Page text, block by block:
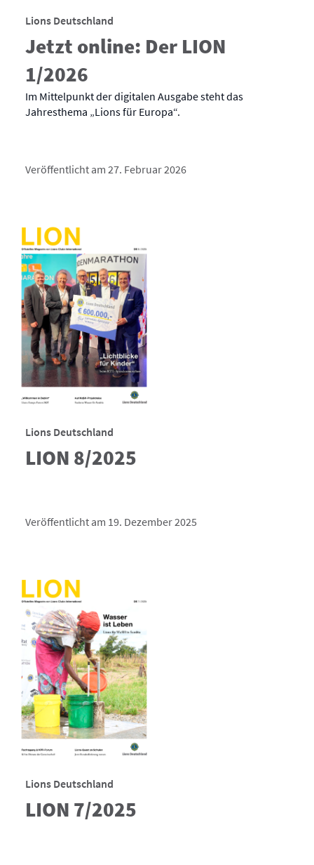
Lions Deutschland
Jetzt online: Der LION
1/2026
Im Mittelpunkt der digitalen Ausgabe steht das
Jahresthema „Lions für Europa“.
Veröffentlicht am 27. Februar 2026
Lions Deutschland
LION 8/2025
Veröffentlicht am 19. Dezember 2025
Lions Deutschland
LION 7/2025